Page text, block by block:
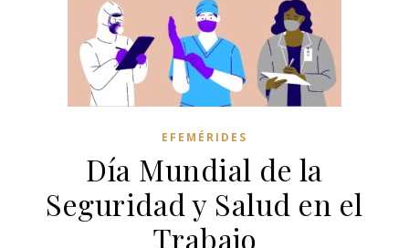
EFEMÉRIDES
Día Mundial de la
Seguridad y Salud en el
Trabajo